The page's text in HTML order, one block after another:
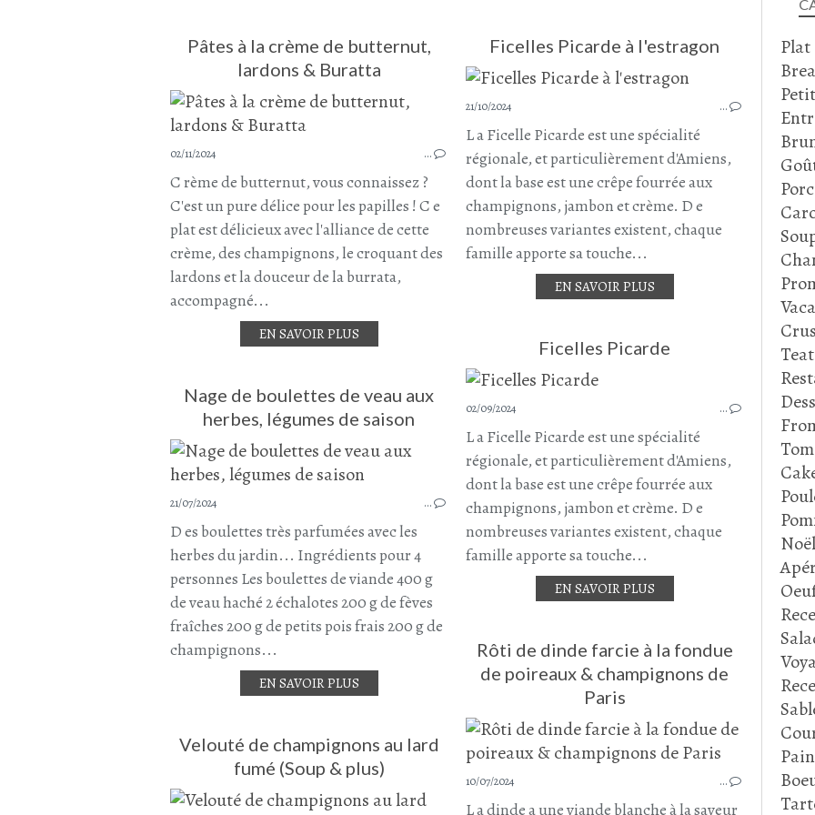
Pâtes à la crème de butternut,
lardons & Buratta
PÂTE
BUTTERNUT
COURGE
BURRATA
CHAMPIGNONS
CHAMPIGNONS DE PARIS
02/11/2024 …
C rème de butternut, vous connaissez ?
C'est un pure délice pour les papilles ! C e
plat est délicieux avec l'alliance de cette
crème, des champignons, le croquant des
lardons et la douceur de la burrata,
accompagné...
EN SAVOIR PLUS
Ficelles Picarde à l'estragon
21/10/2024 …
L a Ficelle Picarde est une spécialité
régionale, et particulièrement d'Amiens,
dont la base est une crêpe fourrée aux
champignons, jambon et crème. D e
nombreuses variantes existent, chaque
famille apporte sa touche...
EN SAVOIR PLUS
Ficelles Picarde
02/09/2024 …
L a Ficelle Picarde est une spécialité
régionale, et particulièrement d'Amiens,
dont la base est une crêpe fourrée aux
champignons, jambon et crème. D e
nombreuses variantes existent, chaque
famille apporte sa touche...
EN SAVOIR PLUS
Nage de boulettes de veau aux
herbes, légumes de saison
VEAU
BOULETTES
BOULETTES DE VEAU
FÈVES
PETITS POIS
CHAMPIGNONS
CHAMPIGNONS DE PARIS
JUILLET 2024
21/07/2024 …
D es boulettes très parfumées avec les
herbes du jardin... Ingrédients pour 4
personnes Les boulettes de viande 400 g
de veau haché 2 échalotes 200 g de fèves
fraîches 200 g de petits pois frais 200 g de
champignons...
EN SAVOIR PLUS
Rôti de dinde farcie à la fondue
de poireaux & champignons de
Paris
10/07/2024 …
L a dinde a une viande blanche à la saveur
Velouté de champignons au lard
fumé (Soup & plus)
SOUPES - VELOUTÉS ET GASPACHO
Porc
Noël